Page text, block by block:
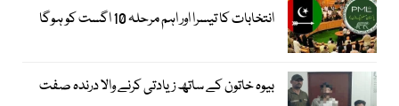
انتخابات کا تیسرا اور اہم مرحلہ 10 اگست کو ہوگا
بیوہ خاتون کے ساتھ زیادتی کرنے والا درندہ صفت